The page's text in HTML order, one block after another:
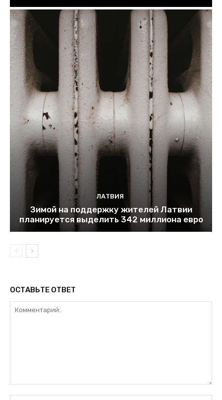
ЛАТВИЯ
Зимой на поддержку жителей Латвии
планируется выделить 342 миллиона евро
ОСТАВЬТЕ ОТВЕТ